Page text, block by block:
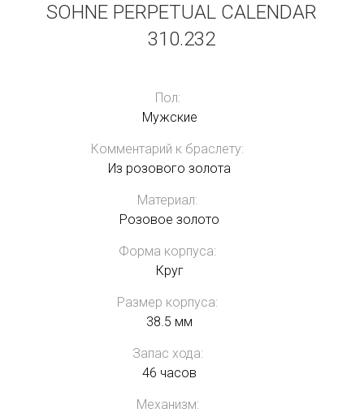
SOHNE PERPETUAL CALENDAR
310.232
Пол:
Мужские
Комментарий к браслету:
Из розового золота
Материал:
Розовое золото
Форма корпуса:
Круг
Размер корпуса:
38.5 мм
Запас хода:
46 часов
Механизм: